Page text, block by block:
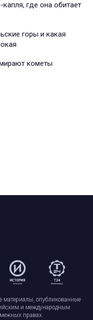
где она обитает
горы и какая
кометы
опубликованные
и международным
правах.